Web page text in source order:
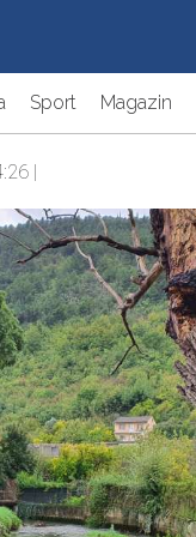
Sport Magazin
|